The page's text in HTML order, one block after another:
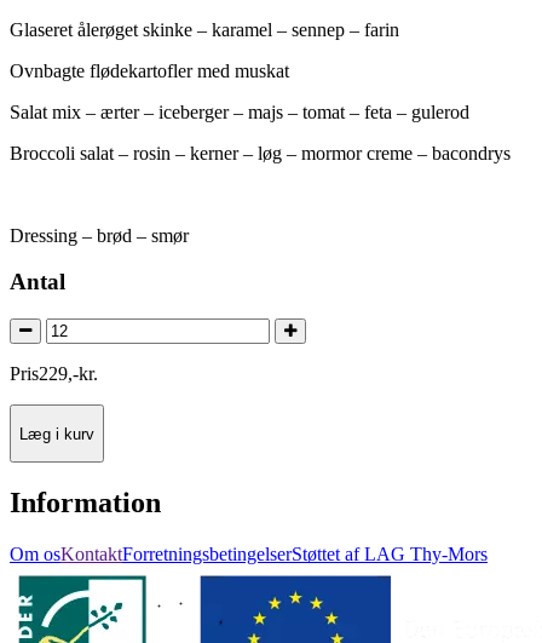
Glaseret ålerøget skinke – karamel – sennep – farin
Ovnbagte flødekartofler med muskat
Salat mix – ærter – iceberger – majs – tomat – feta – gulerod
Broccoli salat – rosin – kerner – løg – mormor creme – bacondrys
Dressing – brød – smør
Antal
Pris229,-kr.
Læg i kurv
Information
Om osKontaktForretningsbetingelserStøttet af LAG Thy-Mors